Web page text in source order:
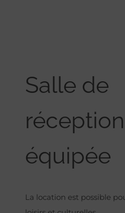
Salle de
réception
équipée
La location est possible